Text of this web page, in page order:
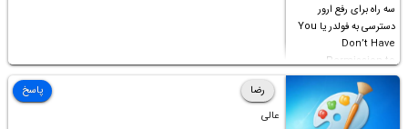
سه راه برای رفع ارور
دسترسی به فولدر یا You
Don’t Have
Permission to
Access this folder
رضا
عالی
پاسخ